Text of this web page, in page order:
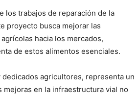
los trabajos de reparación de la
proyecto busca mejorar las
hacia los mercados,
de estos alimentos esenciales.
agricultores, representa un
mejoras en la infraestructura vial no